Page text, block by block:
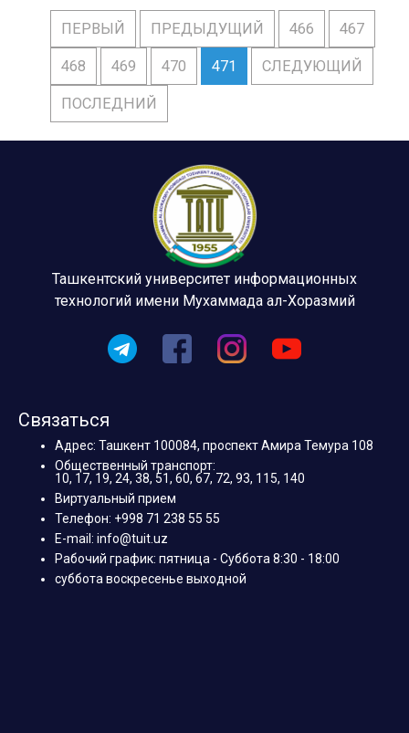
ПЕРВЫЙ ПРЕДЫДУЩИЙ 466 467
468 469 470 471 СЛЕДУЮЩИЙ
ПОСЛЕДНИЙ
Ташкентский университет информационных
технологий имени Мухаммада ал-Хоразмий
Связаться
Адрес: Ташкент 100084, проспект Амира Темура 108
Общественный транспорт:
10, 17, 19, 24, 38, 51, 60, 67, 72, 93, 115, 140
Виртуальный прием
Телефон: +998 71 238 55 55
E-mail: info@tuit.uz
Рабочий график: пятница - Суббота 8:30 - 18:00
суббота воскресенье выходной